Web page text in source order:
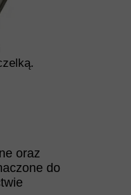
oraz
do